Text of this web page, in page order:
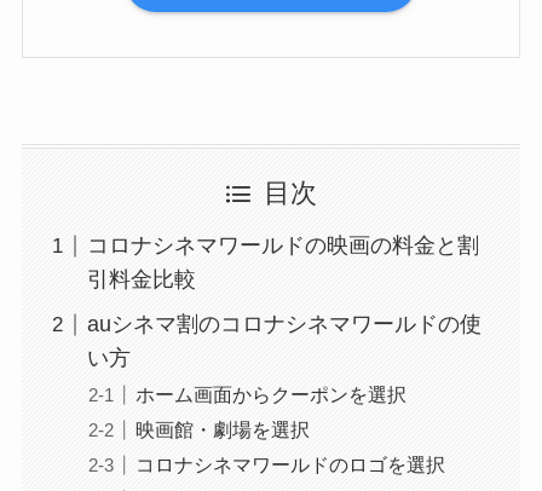
目次
コロナシネマワールドの映画の料金と割
引料金比較
auシネマ割のコロナシネマワールドの使
い方
ホーム画面からクーポンを選択
映画館・劇場を選択
コロナシネマワールドのロゴを選択